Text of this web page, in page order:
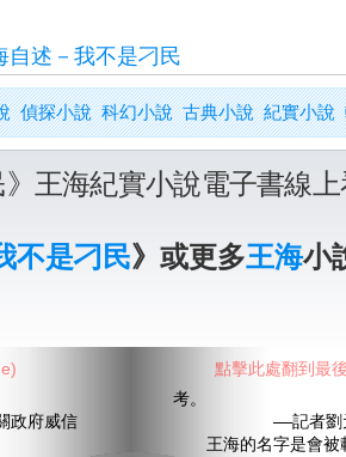
自述－我不是刁民
偵探小說 科幻小說 古典小說 紀實小說
》王海紀實小說電子書線
不是刁民》或更多王海小
政府威信
考。
——記者劉元
王海的名字是會被
點擊此處翻到最